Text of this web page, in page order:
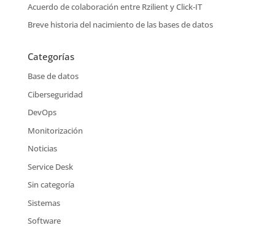
Acuerdo de colaboración entre Rzilient y Click-IT
Breve historia del nacimiento de las bases de datos
Categorías
Base de datos
Ciberseguridad
DevOps
Monitorización
Noticias
Service Desk
Sin categoría
Sistemas
Software